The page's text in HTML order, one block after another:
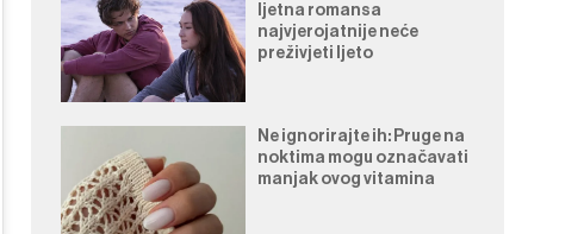
ljetna romansa
najvjerojatnije neće
preživjeti ljeto
Ne ignorirajte ih: Pruge na
noktima mogu označavati
manjak ovog vitamina